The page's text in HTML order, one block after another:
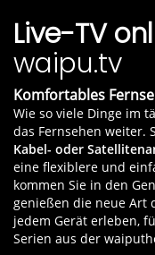
bietet
Fernsehens
Live-TV
Streaming-
Netflix.
Außerdem
DAZN-Paket,
Live-Sport. So
Sportevents
der 70+ Pay-
dies mit der
DAZN.
Live-TV
waipu.tv
Komfortables
Wie so viele Dinge im
das Fernsehen weiter.
Kabel- oder
eine flexiblere und
kommen Sie in den
genießen die neue Art
jedem Gerät erleben,
Serien aus der